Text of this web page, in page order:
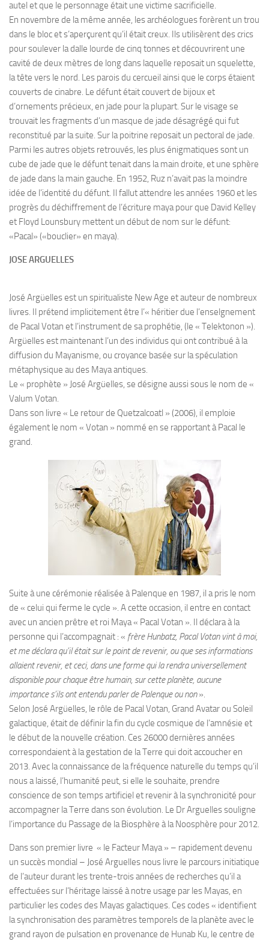
autel et que le personnage était une victime sacrificielle.
En novembre de la même année, les archéologues forèrent un trou
dans le bloc et s’aperçurent qu’il était creux. Ils utilisèrent des crics
pour soulever la dalle lourde de cinq tonnes et découvrirent une
cavité de deux mètres de long dans laquelle reposait un squelette,
la tête vers le nord. Les parois du cercueil ainsi que le corps étaient
couverts de cinabre. Le défunt était couvert de bijoux et
d’ornements précieux, en jade pour la plupart. Sur le visage se
trouvait les fragments d’un masque de jade désagrégé qui fut
reconstitué par la suite. Sur la poitrine reposait un pectoral de jade.
Parmi les autres objets retrouvés, les plus énigmatiques sont un
cube de jade que le défunt tenait dans la main droite, et une sphère
de jade dans la main gauche. En 1952, Ruz n’avait pas la moindre
idée de l’identité du défunt. Il fallut attendre les années 1960 et les
progrès du déchiffrement de l’écriture maya pour que David Kelley
et Floyd Lounsbury mettent un début de nom sur le défunt:
«Pacal» («bouclier» en maya).
JOSE ARGUELLES
José Argüelles est un spiritualiste New Age et auteur de nombreux
livres. Il prétend implicitement être l’« héritier due l’enselgnement
de Pacal Votan et l’instrument de sa prophétie, (le « Telektonon »).
Argüelles est maintenant l’un des individus qui ont contribué à la
diffusion du Mayanisme, ou croyance basée sur la spéculation
métaphysique au des Maya antiques.
Le « prophète » José Argüelles, se désigne aussi sous le nom de «
Valum Votan.
Dans son livre « Le retour de Quetzalcoatl » (2006), il emploie
également le nom « Votan » nommé en se rapportant à Pacal le
grand.
Suite à une cérémonie réalisée à Palenque en 1987, il a pris le nom
de « celui qui ferme le cycle ». A cette occasion, il entre en contact
avec un ancien prêtre et roi Maya « Pacal Votan ». Il déclara à la
personne qui l’accompagnait : « frère Hunbatz, Pacal Votan vint à moi,
et me déclara qu’il était sur le point de revenir, ou que ses informations
allaient revenir, et ceci, dans une forme qui la rendra universellement
disponible pour chaque être humain, sur cette planète, aucune
importance s’ils ont entendu parler de Palenque ou non».
Selon José Argüelles, le rôle de Pacal Votan, Grand Avatar ou Soleil
galactique, était de définir la fin du cycle cosmique de l’amnésie et
le début de la nouvelle création. Ces 26000 dernières années
correspondaient à la gestation de la Terre qui doit accoucher en
2013. Avec la connaissance de la fréquence naturelle du temps qu’il
nous a laissé, l’humanité peut, si elle le souhaite, prendre
conscience de son temps artificiel et revenir à la synchronicité pour
accompagner la Terre dans son évolution. Le Dr Arguelles souligne
l’importance du Passage de la Biosphère à la Noosphère pour 2012.
Dans son premier livre « le Facteur Maya » – rapidement devenu
un succès mondial – José Arguelles nous livre le parcours initiatique
de l’auteur durant les trente-trois années de recherches qu’il a
effectuées sur l’héritage laissé à notre usage par les Mayas, en
particulier les codes des Mayas galactiques. Ces codes « identifient
la synchronisation des paramètres temporels de la planète avec le
grand rayon de pulsation en provenance de Hunab Ku, le centre de